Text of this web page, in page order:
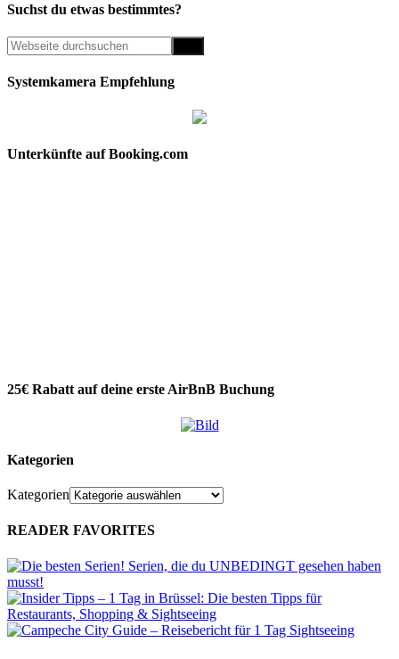
Suchst du etwas bestimmtes?
Systemkamera Empfehlung
Unterkünfte auf Booking.com
25€ Rabatt auf deine erste AirBnB Buchung
Kategorien
Kategorien
READER FAVORITES